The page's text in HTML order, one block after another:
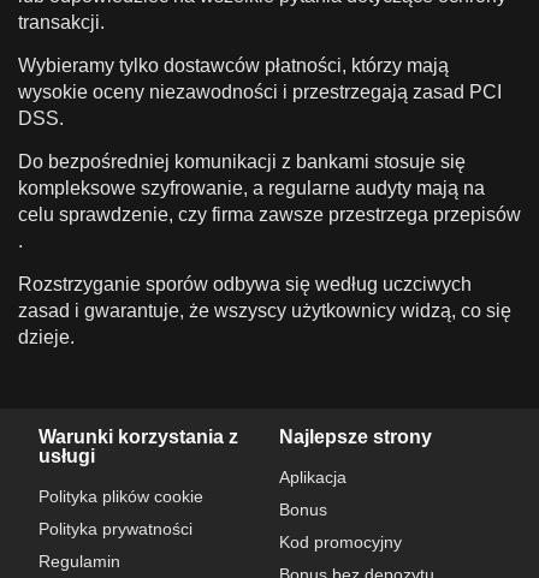
transakcji.
Wybieramy tylko dostawców płatności, którzy mają
wysokie oceny niezawodności i przestrzegają zasad PCI
DSS.
Do bezpośredniej komunikacji z bankami stosuje się
kompleksowe szyfrowanie, a regularne audyty mają na
celu sprawdzenie, czy firma zawsze przestrzega przepisów
.
Rozstrzyganie sporów odbywa się według uczciwych
zasad i gwarantuje, że wszyscy użytkownicy widzą, co się
dzieje.
Warunki korzystania z
usługi
Polityka plików cookie
Polityka prywatności
Regulamin
Najlepsze strony
Aplikacja
Bonus
Kod promocyjny